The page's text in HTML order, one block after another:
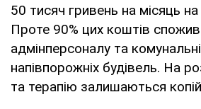
50 тисяч гривень на місяць
Проте 90% цих коштів
адмінперсоналу та
напівпорожніх будівель. На
та терапію залишаються